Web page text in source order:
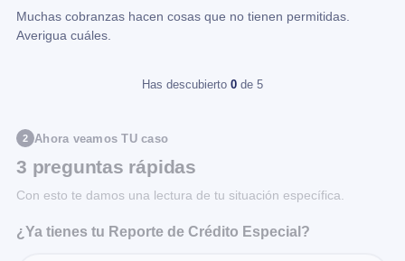
Muchas cobranzas hacen cosas que no tienen permitidas.
Averigua cuáles.
Has descubierto 0 de 5
2 Ahora veamos TU caso
3 preguntas rápidas
Con esto te damos una lectura de tu situación específica.
¿Ya tienes tu Reporte de Crédito Especial?